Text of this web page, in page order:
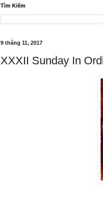
Tìm Kiếm
9 tháng 11, 2017
XXXII Sunday In